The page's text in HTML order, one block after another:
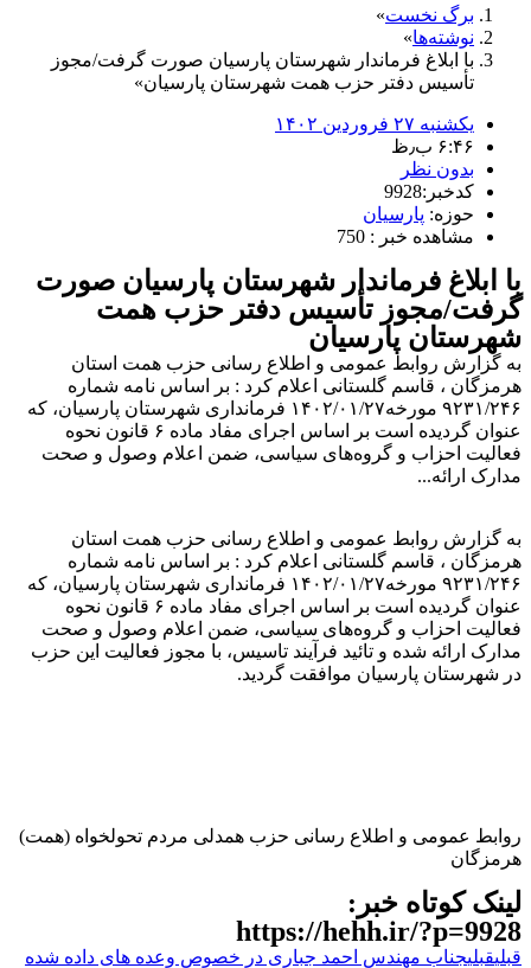
برگ نخست
نوشته‌ها
با ابلاغ فرماندار شهرستان پارسیان صورت گرفت/مجوز
تأسیس دفتر حزب همت شهرستان پارسیان
یکشنبه ۲۷ فروردین ۱۴۰۲
۶:۴۶ ب٫ظ
بدون نظر
کدخبر:9928
حوزه: پارسیان
مشاهده خبر : 750
با ابلاغ فرماندار شهرستان پارسیان صورت
گرفت/مجوز تأسیس دفتر حزب همت
شهرستان پارسیان
به گزارش روابط عمومی و اطلاع رسانی حزب همت استان
هرمزگان ، قاسم گلستانی اعلام کرد : بر اساس نامه شماره
۹۲۳١/٢۴۶ مورخه۱۴۰۲/۰۱/٢٧ فرمانداری شهرستان پارسیان، که
عنوان گردیده است بر اساس اجرای مفاد ماده ۶ قانون نحوه
فعالیت احزاب و گروه‌‌‌‌های سیاسی، ضمن اعلام وصول و صحت
مدارک ارائه...
به گزارش روابط عمومی و اطلاع رسانی حزب همت استان
هرمزگان ، قاسم گلستانی اعلام کرد : بر اساس نامه شماره
۹۲۳١/٢۴۶ مورخه۱۴۰۲/۰۱/٢٧ فرمانداری شهرستان پارسیان، که
عنوان گردیده است بر اساس اجرای مفاد ماده ۶ قانون نحوه
فعالیت احزاب و گروه‌‌‌‌های سیاسی، ضمن اعلام وصول و صحت
مدارک ارائه شده و تائید فرآیند تاسیس، با مجوز فعالیت این حزب
در شهرستان پارسیان موافقت گردید.
روابط عمومی و اطلاع رسانی حزب همدلی مردم تحولخواه (همت)
هرمزگان
لینک کوتاه خبر:
https://hehh.ir/?p=9928
قبلیقبلیجناب مهندس احمد جباری در خصوص وعده های داده شده